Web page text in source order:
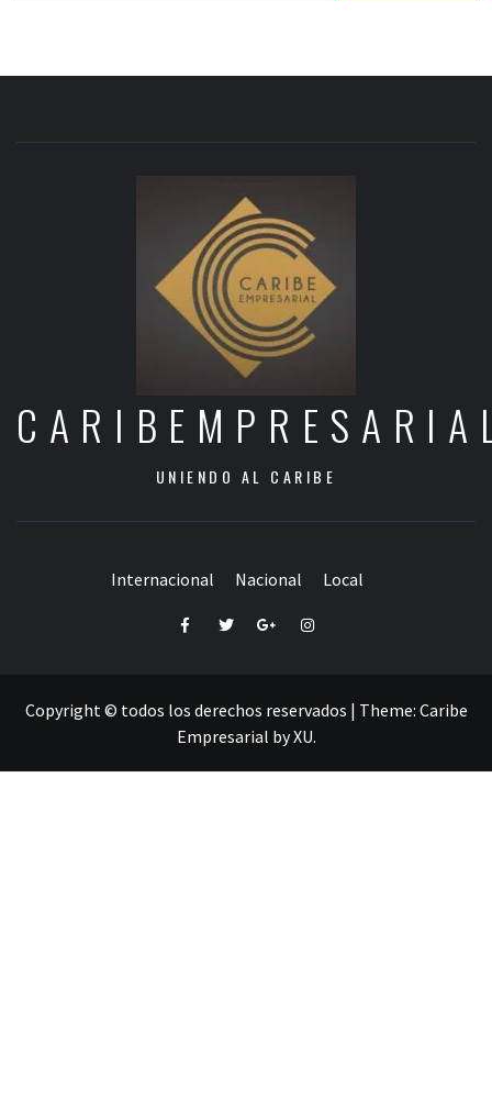
UNIENDO AL CARIBE
Internacional Nacional Local
FacebookTwitterGoogle+Instagram
Copyright © todos los derechos reservados | Theme: Caribe
Empresarial byXU.